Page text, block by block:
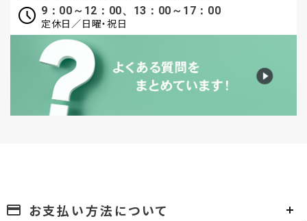
9：00～12：00、13：00～17：00
定休日／日曜・祝日
payment お支払い方法について